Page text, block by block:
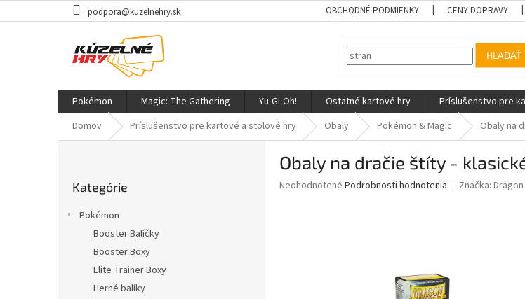
na
podpora@kuzelnehry.sk OBCHODNÉ PODMIENKY CENY DOPRAVY
HĽADAŤ
Pokémon Magic: The Gathering Yu-Gi-Oh! Ostatné kartové hry Príslušenstvo pre
Domov
Príslušenstvo pre kartové a stolové hry Obaly Pokémon & Magic Obaly na
kategórie
Kategórie
Pokémon
Booster Balíčky
Booster Boxy
Elite Trainer Boxy
Herné balíky
Obaly na dračie štíty -
Priemerné
Neohodnotené Podrobnosti hodnotenia Značka: